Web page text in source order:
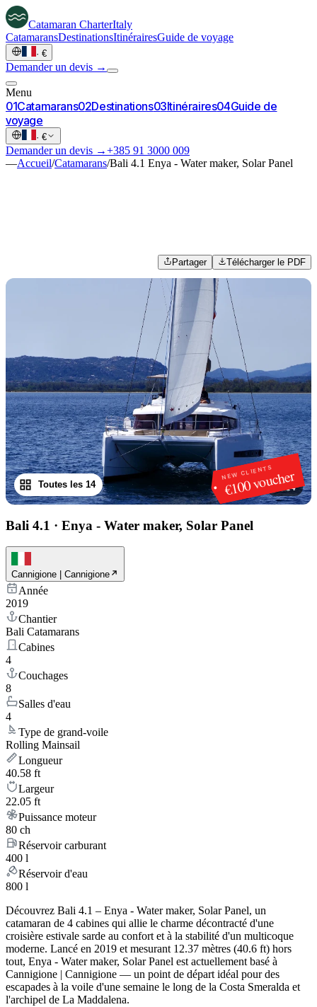
Catamaran CharterItaly
CatamaransDestinationsItinérairesGuide de voyage
· €
Demander un devis →
Menu
01Catamarans02Destinations03Itinéraires04Guide de
voyage
· €
Demander un devis →+385 91 3000 009
—Accueil/Catamarans/Bali 4.1 Enya - Water maker, Solar Panel
Partager Télécharger le PDF
NEW CLIENTS
€100 voucher
1/14
Toutes les 14
Bali 4.1 · Enya - Water maker, Solar Panel
Cannigione | Cannigione
Année
2019
Chantier
Bali Catamarans
Cabines
4
Couchages
8
Salles d'eau
4
Type de grand-voile
Rolling Mainsail
Longueur
40.58 ft
Largeur
22.05 ft
Puissance moteur
80 ch
Réservoir carburant
400 l
Réservoir d'eau
800 l
Découvrez Bali 4.1 – Enya - Water maker, Solar Panel, un
catamaran de 4 cabines qui allie le charme décontracté d'une
croisière estivale sarde au confort et à la stabilité d'un multicoque
moderne. Lancé en 2019 et mesurant 12.37 mètres (40.6 ft) hors
tout, Enya - Water maker, Solar Panel est actuellement basé à
Cannigione | Cannigione — un point de départ idéal pour des
escapades à la voile d'une semaine le long de la Costa Smeralda et
l'archipel de La Maddalena.